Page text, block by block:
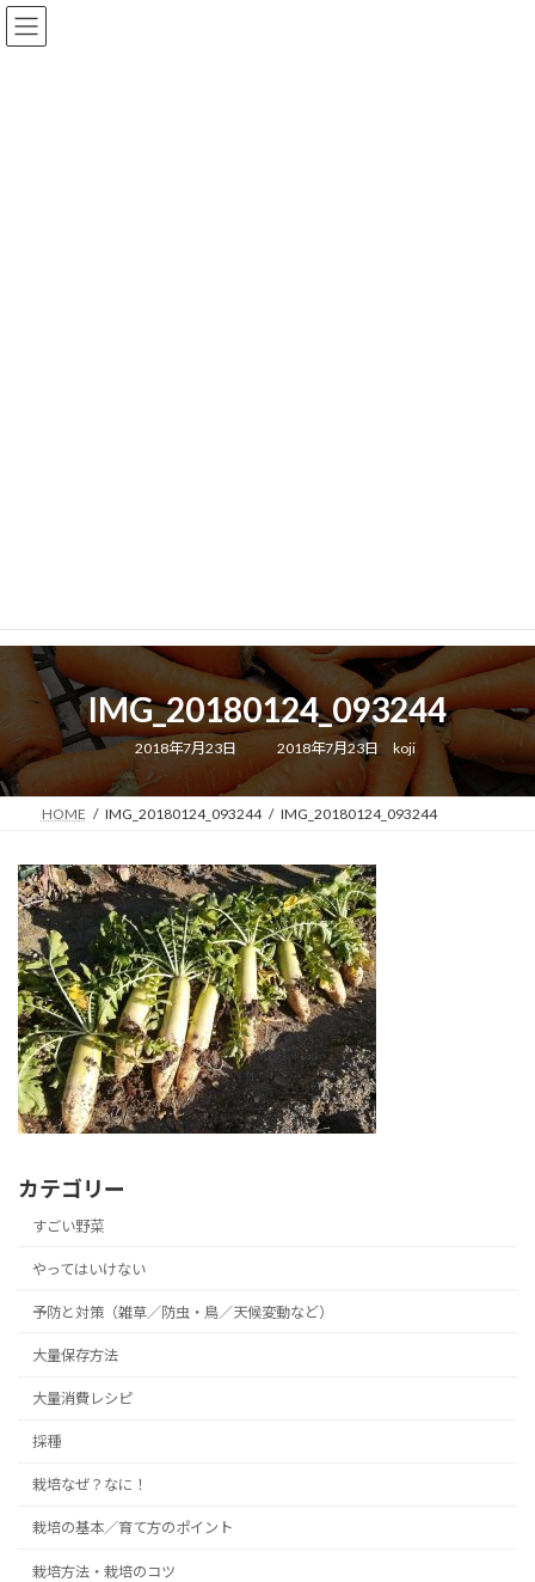
コ
ン
ナ
ビ 栽培ライフ(3181.jp) ー 野菜を育てると、感
IMG_20180124_093244
2018年7月23日
最
終
更
時
2018年7月23日 koji
HOME IMG_20180124_093244 IMG_20180124_093244
カテゴリー
すごい野菜
やってはいけない
予防と対策（雑草／防虫・鳥／天候変動など）
大量保存方法
大量消費レシピ
採種
栽培なぜ？なに！
栽培の基本／育て方のポイント
栽培方法・栽培のコツ